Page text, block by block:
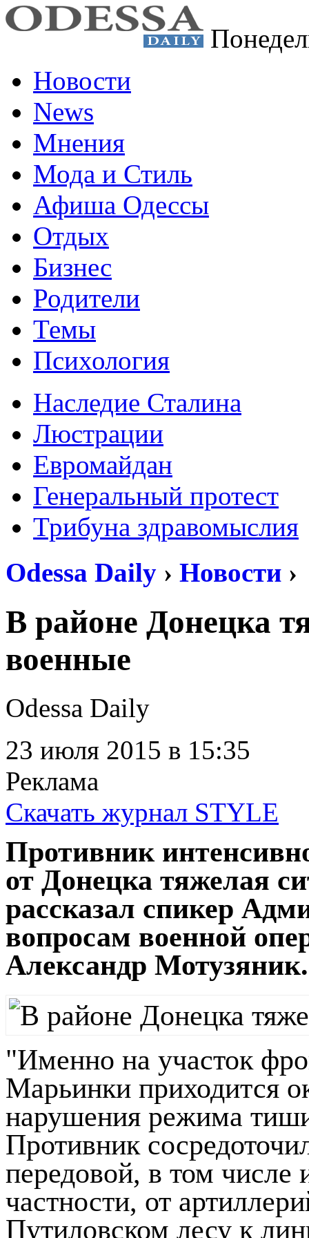
Новости
News
Мнения
Мода и Стиль
Афиша Одессы
Отдых
Бизнес
Родители
Темы
Психология
Наследие Сталина
Люстрации
Евромайдан
Генеральный протест
Трибуна здравомыслия
Odessa Daily › Новости ›
В районе Донецка
военные
Odessa Daily
23 июля 2015 в 15:35
Реклама
Скачать журнал STYLE
Противник
от Донецка тяжелая
рассказал спикер
вопросам военной
Александр Мотузяник.
"Именно на участок
Марьинки приходится
нарушения режима
Противник
передовой, в том
частности, от
Путиловском лесу к